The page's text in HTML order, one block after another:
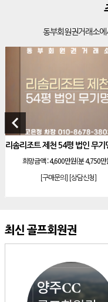
한화리조트 스위트 회원제
소노 이그젝큐티브 회원제
[리조트] 소노호텔앤리조트 로얄 회원
[리조트]소노호텔앤리조트 로얄 등기
[리조트]
[리조트]소노호텔앤리조트 스위트 등
[리조트]소노호텔앤리조트 스위트 등
소노호텔앤리조트 이그제
[리조트]빌라쥬드 아난티 기명 회원권
[리조트] 안토리조트 가든하우스 77
동부회원권거래소
keyboard_arrow_left
희망금액 :4,600만원(분 4,750만
[구매문의] [상담신청]
최신 골프회원권